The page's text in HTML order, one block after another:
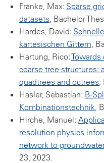
Franke, Max: Sparse
datasets, Bachelor
Hardes, David:
kartesischen Gittern,
Hartung, Rico:
coarse tree-structures:
quadtrees and octrees,
Hasler, Sebastian: B-
Kombinationstechnik,
Hirche, Manuel:
resolution physics-
network to
23, 2023.